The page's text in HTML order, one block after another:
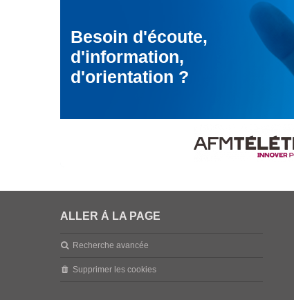
Besoin d'écoute,
d'information,
d'orientation ?
ALLER À LA PAGE
Recherche avancée
Supprimer les cookies